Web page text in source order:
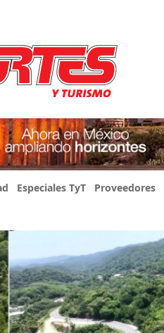
Especiales TyT Proveedores